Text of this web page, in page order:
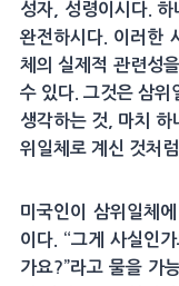
성자, 성령이시다.
완전하시다. 이러한
체의 실제적 관련성
수 있다. 그것은 삼위
생각하는 것, 마치 하
위일체로 계신 것처
미국인이 삼위일체
이다. “그게 사실인
가요?”라고 물을 가